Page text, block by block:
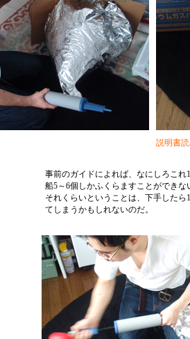
説明書
事前のガイドによれば、なにしろこれ
船5～6個しかふくらますことができな
それくらいということは、下手したら
てしまうかもしれないのだ。